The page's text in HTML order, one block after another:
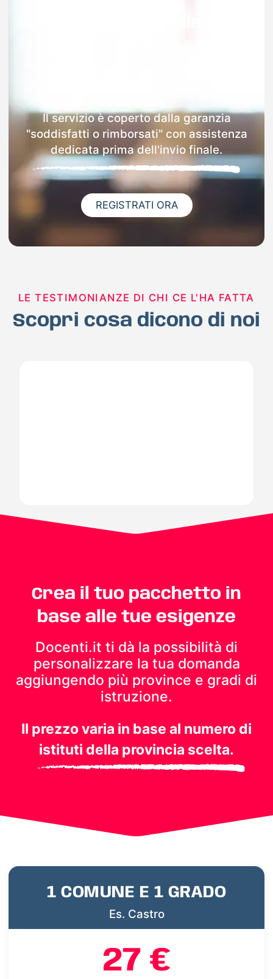
Il servizio è coperto dalla garanzia
"soddisfatti o rimborsati" con assistenza
dedicata prima dell'invio finale.
REGISTRATI ORA
LE TESTIMONIANZE DI CHI CE L'HA FATTA
Scopri cosa dicono di noi
Crea il tuo pacchetto in
base alle tue esigenze
Docenti.it ti dà la possibilità di
personalizzare la tua domanda
aggiungendo più province e gradi di
istruzione.
Il prezzo varia in base al numero di
istituti della provincia scelta.
1 COMUNE E 1 GRADO
Es. Castro
27 €